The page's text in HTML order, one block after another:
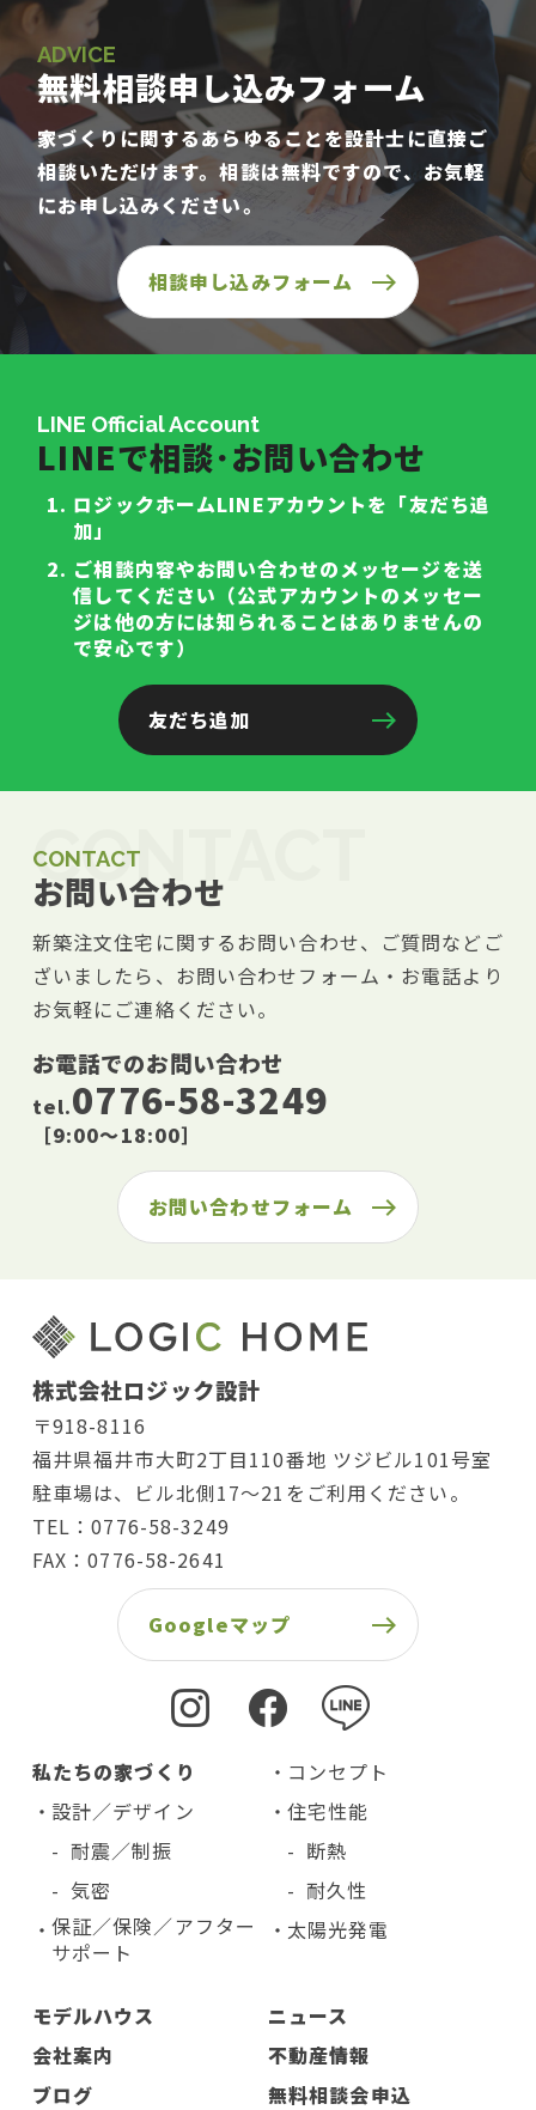
ADVICE
無料相談申し込みフォーム
家づくりに関するあらゆることを設計士に直接ご
相談いただけます。相談は無料ですので、お気軽
にお申し込みください。
相談申し込みフォーム
LINE Official Account
LINEで相談･お問い合わせ
ロジックホームLINEアカウントを「友だち追
加」
ご相談内容やお問い合わせのメッセージを送
信してください（公式アカウントのメッセー
ジは他の方には知られることはありませんの
で安心です）
友だち追加
CONTACT
CONTACT
お問い合わせ
新築注文住宅に関するお問い合わせ、ご質問などご
ざいましたら、お問い合わせフォーム・お電話より
お気軽にご連絡ください。
お電話でのお問い合わせ
tel.0776-58-3249
［9:00〜18:00］
お問い合わせフォーム
株式会社ロジック設計
〒918-8116
福井県福井市大町2丁目110番地 ツジビル101号室
駐車場は、ビル北側17〜21をご利用ください。
TEL：0776-58-3249
FAX：0776-58-2641
Googleマップ
私たちの家づくり
コンセプト
設計／デザイン
住宅性能
耐震／制振
断熱
気密
耐久性
保証／保険／アフター
サポート
太陽光発電
モデルハウス
ニュース
会社案内
不動産情報
ブログ
無料相談会申込